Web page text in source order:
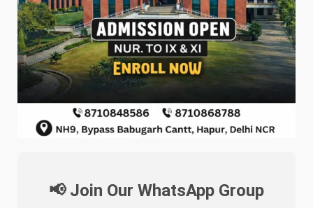
📢 Join Our WhatsApp Group